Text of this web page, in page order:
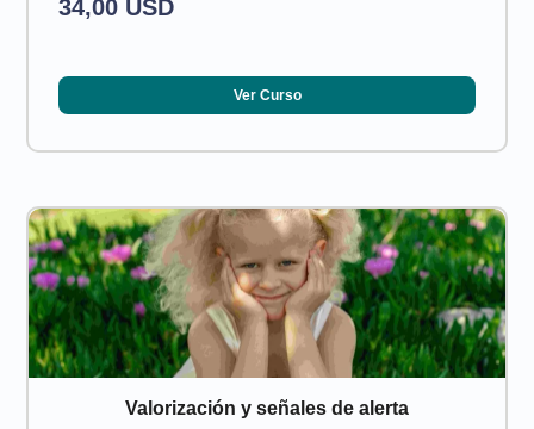
34,00 USD
Ver Curso
Valorización y señales de alerta